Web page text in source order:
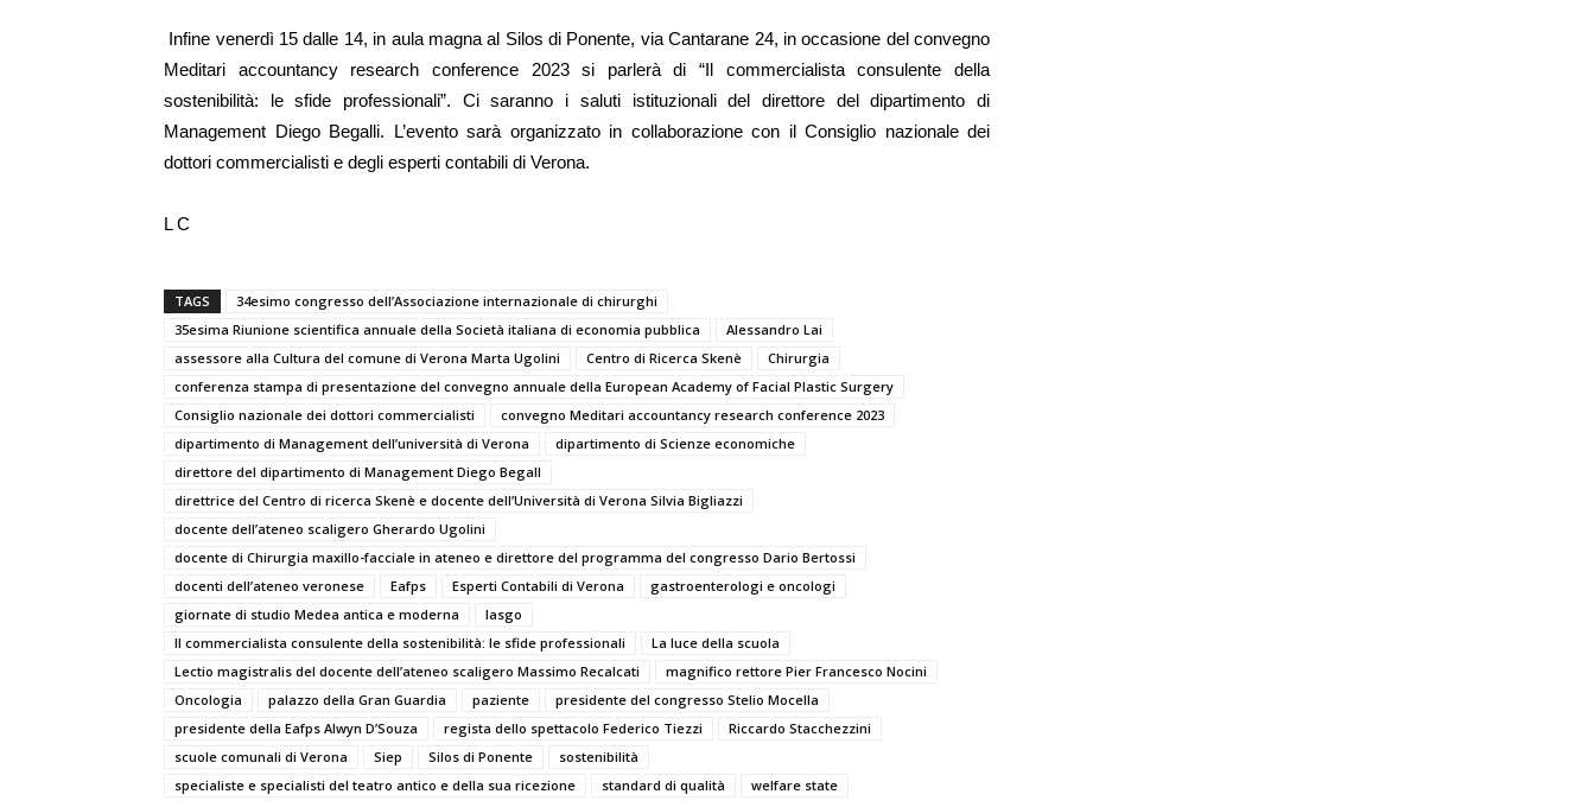
Infine venerdì 15 dalle 14, in aula magna al Silos di Ponente, via Cantarane 24, in occasione del convegno
Meditari accountancy research conference 2023si parlerà di “Il commercialista consulente della
sostenibilità: le sfide professionali”. Ci saranno i saluti istituzionali del direttore del dipartimento di
Management Diego Begalli. L’evento sarà organizzato in collaborazione con il Consiglio nazionale dei
dottori commercialisti e degli esperti contabili di Verona.
L C
TAGS
34esimo congresso dell’Associazione internazionale di chirurghi
35esima Riunione scientifica annuale della Società italiana di economia pubblica
Alessandro Lai
assessore alla Cultura del comune di Verona Marta Ugolini
Centro di Ricerca Skenè
Chirurgia
conferenza stampa di presentazione del convegno annuale della European Academy of Facial Plastic Surgery
Consiglio nazionale dei dottori commercialisti
convegno Meditari accountancy research conference 2023
dipartimento di Management dell’università di Verona
dipartimento di Scienze economiche
direttore del dipartimento di Management Diego Begall
direttrice del Centro di ricerca Skenè e docente dell’Università di Verona Silvia Bigliazzi
docente dell’ateneo scaligero Gherardo Ugolini
docente di Chirurgia maxillo-facciale in ateneo e direttore del programma del congresso Dario Bertossi
docenti dell’ateneo veronese
Eafps Esperti Contabili di Verona
gastroenterologi e oncologi
giornate di studio Medea antica e moderna
Iasgo
Il commercialista consulente della sostenibilità: le sfide professionali
La luce della scuola
Lectio magistralis del docente dell’ateneo scaligero Massimo Recalcati
magnifico rettore Pier Francesco Nocini
Oncologia
palazzo della Gran Guardia paziente
presidente del congresso Stelio Mocella
presidente della Eafps Alwyn D’Souza
regista dello spettacolo Federico Tiezzi
Riccardo Stacchezzini
scuole comunali di Verona
Siep Silos di Ponente
sostenibilità
specialiste e specialisti del teatro antico e della sua ricezione
standard di qualità welfare state